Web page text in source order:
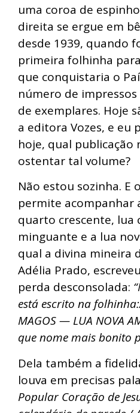
uma coroa de
direita se ergue em
desde 1939, quando
primeira folhinha
que conquistaria o
número de
de exemplares. Hoje
a editora Vozes, e eu
hoje, qual publicação
ostentar tal volume?
Não estou sozinha. E
permite acompanhar
quarto crescente, lua
minguante e a lua
qual a divina mineira
Adélia Prado,
perda desconsolada:
está escrito na
MAGOS — LUA NOVA
que nome mais bonito
Dela também a
louva em precisas
Popular Coração de